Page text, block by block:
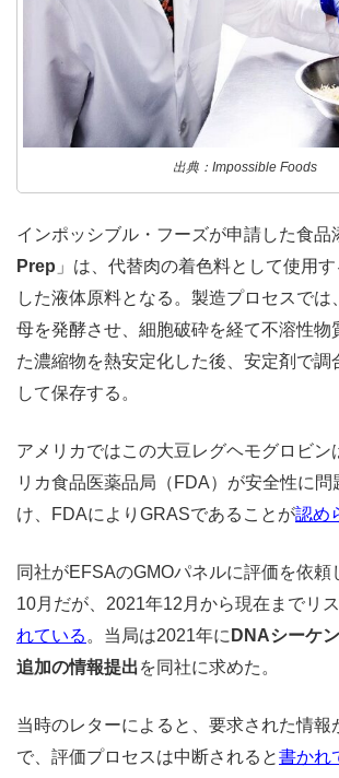
出典：Impossible Foods
インポッシブル・フーズが申請した食品
Prep 」は、代替肉の着色料として使用
した液体原料となる。製造プロセスでは
母を発酵させ、細胞破砕を経て不溶性物
た濃縮物を熱安定化した後、安定剤で調
して保存する。
アメリカではこの大豆レグヘモグロビン
リカ食品医薬品局（FDA）が安全性に問
け、FDAによりGRASであることが認め
同社がEFSAのGMOパネルに評価を依頼
10月だが、2021年12月から現在までリ
れている 。当局は2021年に DNAシーケ
追加の情報提出を同社に求めた。
当時のレターによると、要求された情報
で、評価プロセスは中断されると書かれ